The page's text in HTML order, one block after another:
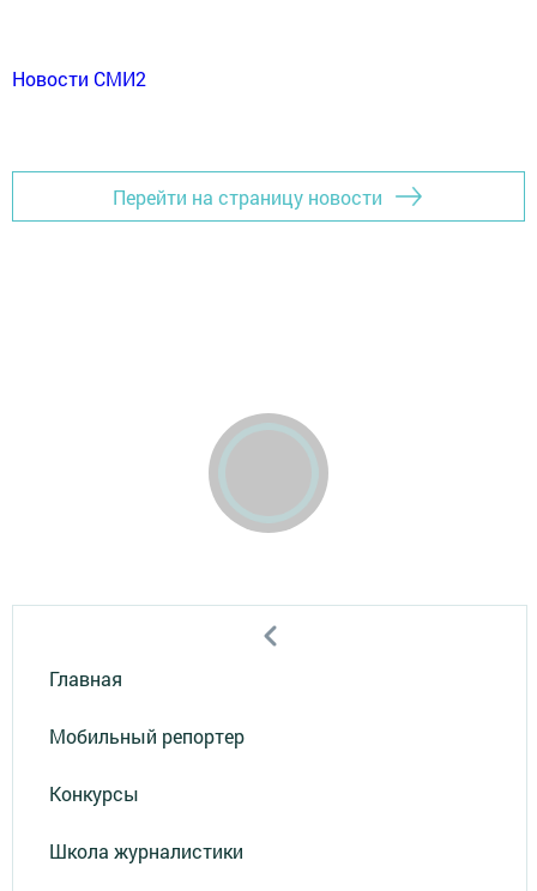
Новости СМИ2
Перейти на страницу новости
Главная
Мобильный репортер
Конкурсы
Школа журналистики